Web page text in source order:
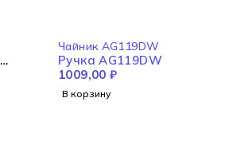
Чайник AG119DW
Ручка AG119DW
1009,00 ₽
В корзину